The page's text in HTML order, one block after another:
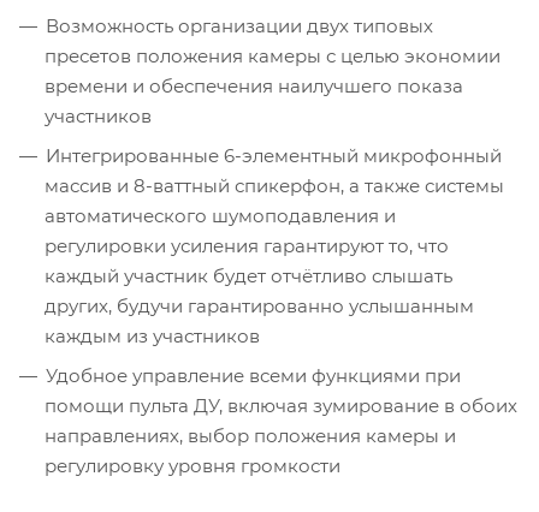
Возможность организации двух типовых
пресетов положения камеры с целью экономии
времени и обеспечения наилучшего показа
участников
Интегрированные 6-элементный микрофонный
массив и 8-ваттный спикерфон, а также системы
автоматического шумоподавления и
регулировки усиления гарантируют то, что
каждый участник будет отчётливо слышать
других, будучи гарантированно услышанным
каждым из участников
Удобное управление всеми функциями при
помощи пульта ДУ, включая зумирование в обоих
направлениях, выбор положения камеры и
регулировку уровня громкости